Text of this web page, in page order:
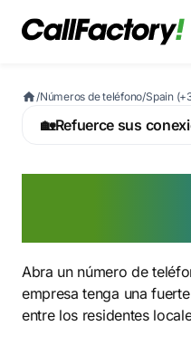
/Números de teléfono/Spain
🏡Refuerce sus
Abra un número de
empresa tenga una
entre los residentes